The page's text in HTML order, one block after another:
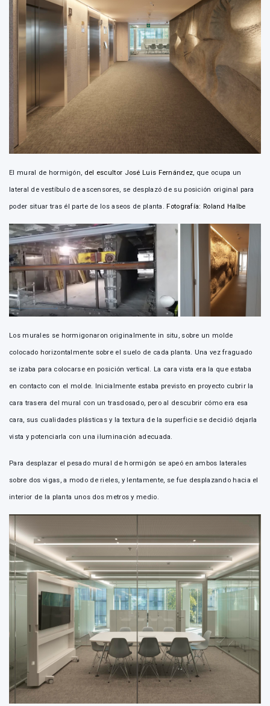
El mural de hormigón, del escultor José Luis Fernández, que ocupa un
lateral de vestíbulo de ascensores, se desplazó de su posición original para
poder situar tras él parte de los aseos de planta.Fotografía: Roland Halbe
Los murales se hormigonaron originalmente in situ, sobre un molde
colocado horizontalmente sobre el suelo de cada planta. Una vez fraguado
se izaba para colocarse en posición vertical. La cara vista era la que estaba
en contacto con el molde. Inicialmente estaba previsto en proyecto cubrir la
cara trasera del mural con un trasdosado, pero al descubrir cómo era esa
cara, sus cualidades plásticas y la textura de la superficie se decidió dejarla
vista y potenciarla con una iluminación adecuada.
Para desplazar el pesado mural de hormigón se apeó en ambos laterales
sobre dos vigas, a modo de rieles, y lentamente, se fue desplazando hacia el
interior de la planta unos dos metros y medio.